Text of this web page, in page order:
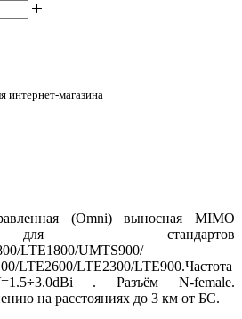
интернет-магазина
(Omni) выносная MIMO
стандартов
LTE1800/UMTS900/
LTE2600/LTE2300/LTE900.Частота
. Разъём N-female.
на расстояниях до 3 км от БС.